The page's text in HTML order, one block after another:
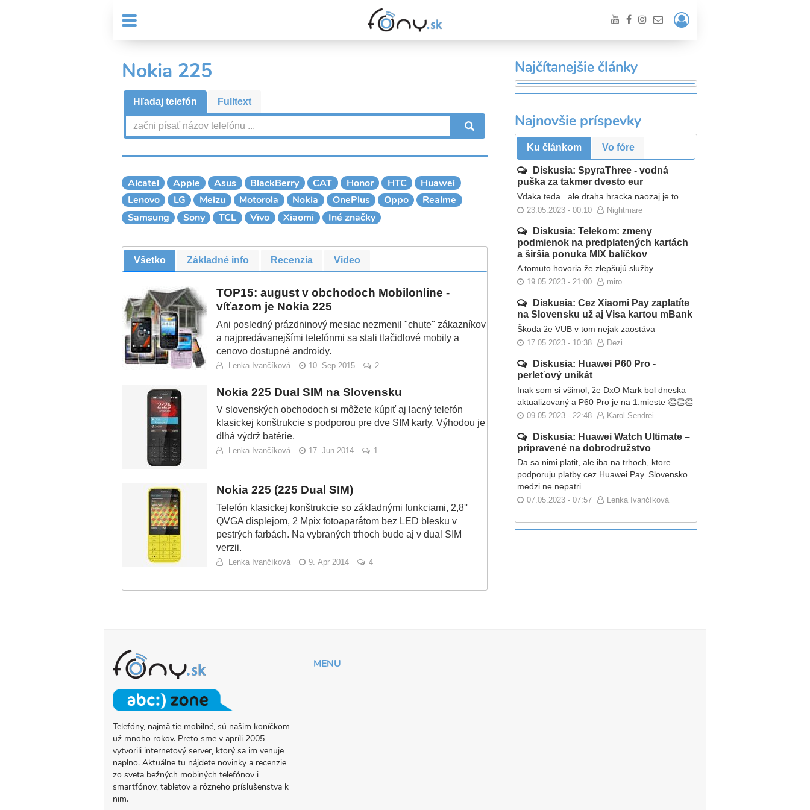
MENU
Header
menu
User
account
Prihlásiť
/
Registrácia
Nokia 225
Hľadaj telefón Fulltext
VYHĽADÁVANIE
Alcatel Apple Asus BlackBerry CAT Honor HTC
Huawei
Lenovo
LG Meizu Motorola Nokia OnePlus Oppo
Realme
Samsung
Sony TCL Vivo Xiaomi Iné značky
Všetko Základné info Recenzia Video
TOP15: august v obchodoch Mobilonline -
víťazom je Nokia 225
Ani posledný prázdninový mesiac nezmenil "chute" zákazníkov
a najpredávanejšími telefónmi sa stali tlačidlové mobily a
cenovo dostupné androidy.
Lenka Ivančíková 10. Sep 2015 2
Nokia 225 Dual SIM na Slovensku
V slovenských obchodoch si môžete kúpiť aj lacný telefón
klasickej konštrukcie s podporou pre dve SIM karty. Výhodou je
dlhá výdrž batérie.
Lenka Ivančíková 17. Jun 2014 1
Nokia 225 (225 Dual SIM)
Telefón klasickej konštrukcie so základnými funkciami, 2,8''
QVGA displejom, 2 Mpix fotoaparátom bez LED blesku v
pestrých farbách. Na vybraných trhoch bude aj v dual SIM
verzii.
Lenka Ivančíková 9. Apr 2014 4
Najčítanejšie články
Najnovšie príspevky
Ku článkom Vo fóre
Diskusia: SpyraThree - vodná
puška za takmer dvesto eur
Vdaka teda...ale draha hracka naozaj je to
23.05.2023 - 00:10 Nightmare
Diskusia: Telekom: zmeny
podmienok na predplatených kartách
a širšia ponuka MIX balíčkov
A tomuto hovoria že zlepšujú služby...
19.05.2023 - 21:00 miro
Diskusia: Cez Xiaomi Pay zaplatíte
na Slovensku už aj Visa kartou mBank
Škoda že VUB v tom nejak zaostáva
17.05.2023 - 10:38 Dezi
Diskusia: Huawei P60 Pro -
perleťový unikát
Inak som si všimol, že DxO Mark bol dneska
aktualizovaný a P60 Pro je na 1.mieste 👏👏👏
09.05.2023 - 22:48 Karol Sendrei
Diskusia: Huawei Watch Ultimate –
pripravené na dobrodružstvo
Da sa nimi platit, ale iba na trhoch, ktore
podporuju platby cez Huawei Pay. Slovensko
medzi ne nepatri.
07.05.2023 - 07:57 Lenka Ivančíková
O
PROJEKTE
FONY.SK
Telefóny, najmä tie mobilné, sú našim koníčkom
už mnoho rokov. Preto sme v apríli 2005
vytvorili internetový server, ktorý sa im venuje
naplno. Aktuálne tu nájdete novinky a recenzie
zo sveta bežných mobiných telefónov i
smartfónov, tabletov a rôzneho príslušenstva k
nim.
MENU